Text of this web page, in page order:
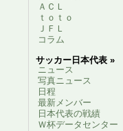
ＡＣＬ
ｔｏｔｏ
ＪＦＬ
コラム
サッカー日本代表 »
ニュース
写真ニュース
日程
最新メンバー
日本代表の戦績
Ｗ杯データセンター